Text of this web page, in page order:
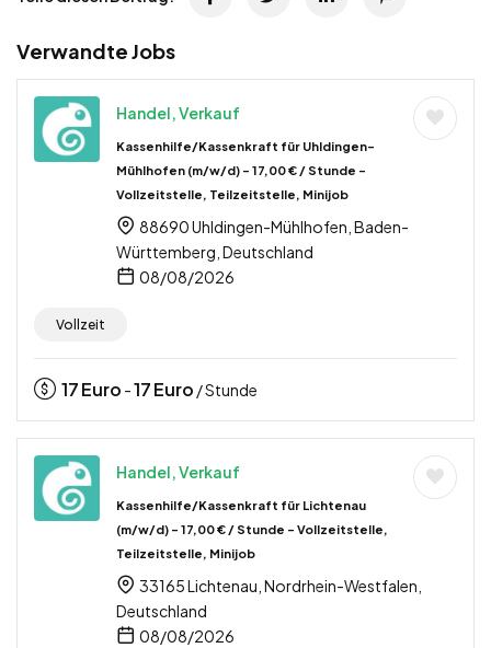
Verwandte Jobs
Handel, Verkauf
Kassenhilfe/Kassenkraft für Uhldingen-
Mühlhofen (m/w/d) – 17,00 € / Stunde –
Vollzeitstelle, Teilzeitstelle, Minijob
88690 Uhldingen-Mühlhofen, Baden-
Württemberg, Deutschland
08/08/2026
Vollzeit
17Euro -17Euro / Stunde
Handel, Verkauf
Kassenhilfe/Kassenkraft für Lichtenau
(m/w/d) – 17,00 € / Stunde – Vollzeitstelle,
Teilzeitstelle, Minijob
33165 Lichtenau, Nordrhein-Westfalen,
Deutschland
08/08/2026